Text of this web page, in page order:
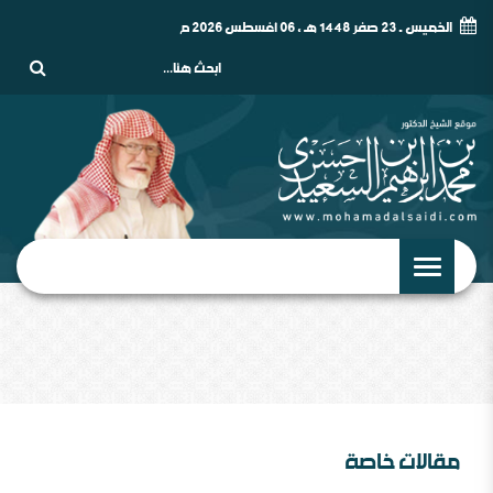
الخميس - 23 صفر 1448 هـ , 06 أغسطس 2026 م
مقالات خاصة